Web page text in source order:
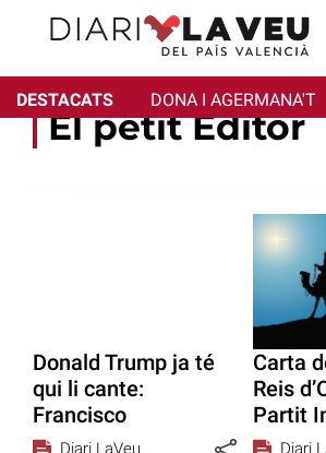
DESTACATS DONA I AGERMANA'T
El petit Editor
Donald Trump ja té
qui li cante:
Francisco
Diari LaVeu
Carta
Reis
Partit
Diari